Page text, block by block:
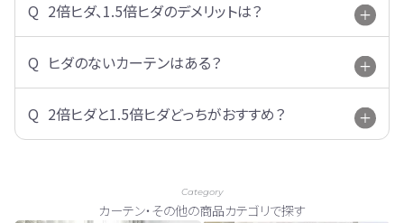
2倍ヒダ、1.5倍ヒダのデメリットは？
ヒダのないカーテンはある？
2倍ヒダと1.5倍ヒダどっちがおすすめ？
Category
カーテン・その他の商品カテゴリで探す